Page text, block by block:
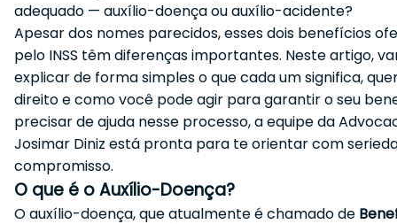
adequado — auxílio-doença ou auxílio-acidente?
Apesar dos nomes parecidos, esses dois benefícios
pelo INSS têm diferenças importantes. Neste artigo,
explicar de forma simples o que cada um significa,
direito e como você pode agir para garantir o seu
precisar de ajuda nesse processo, a equipe da
Josimar Diniz está pronta para te orientar com
compromisso.
O que é o Auxílio-Doença?
O auxílio-doença, que atualmente é chamado de